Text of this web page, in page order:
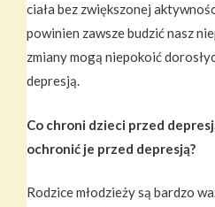
ciała bez zwiększonej
powinien zawsze budzić nasz
zmiany mogą niepokoić
depresją.
Co chroni dzieci przed
ochronić je przed depresją?
Rodzice młodzieży są bardzo